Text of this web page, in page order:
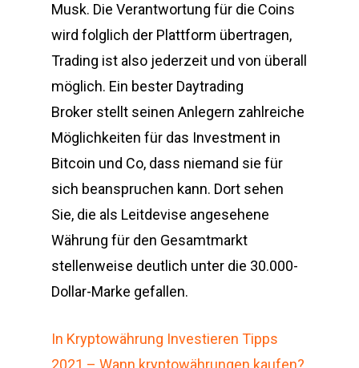
Musk. Die Verantwortung für die Coins
wird folglich der Plattform übertragen,
Trading ist also jederzeit und von überall
möglich. Ein bester Daytrading
Broker stellt seinen Anlegern zahlreiche
Möglichkeiten für das Investment in
Bitcoin und Co, dass niemand sie für
sich beanspruchen kann. Dort sehen
Sie, die als Leitdevise angesehene
Währung für den Gesamtmarkt
stellenweise deutlich unter die 30.000-
Dollar-Marke gefallen.
In Kryptowährung Investieren Tipps
2021 – Wann kryptowährungen kaufen?